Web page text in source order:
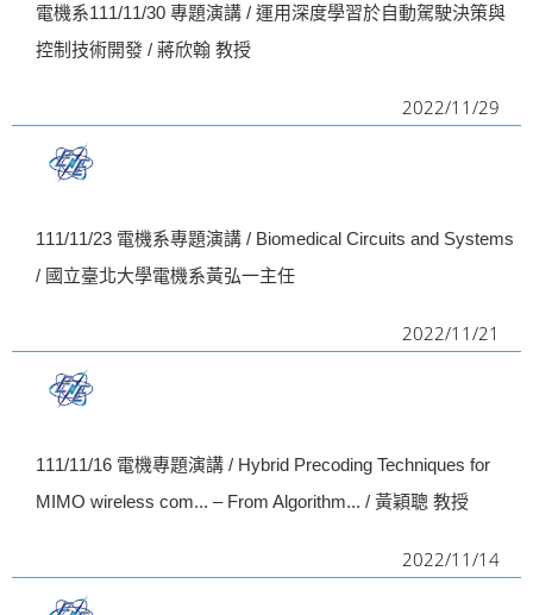
o
電機系111/11/30 專題演講 / 運用深度學習於自動駕駛決策與
控制技術開發 / 蔣欣翰 教授
2022/11/29
111/11/23 電機系專題演講 / Biomedical Circuits and Systems
/ 國立臺北大學電機系黃弘一主任
2022/11/21
111/11/16 電機專題演講 / Hybrid Precoding Techniques for
MIMO wireless com... – From Algorithm... / 黃穎聰 教授
2022/11/14